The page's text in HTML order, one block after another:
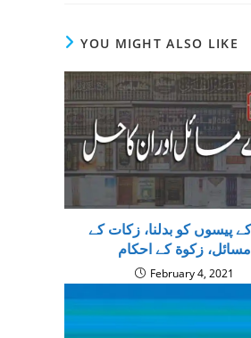
YOU MIGHT ALSO LIKE
زکوٰة کے پیسوں کو بدلنا، زکات کے
مسائل، زکوة کے احکام
February 4, 2021